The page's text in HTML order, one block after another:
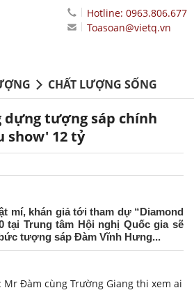
Hotline: 0963.806.677
Toasoan@vietq.vn
CHẤT LƯỢNG SỐNG
tượng sáp chính
show' 12 tỷ
mí, khán giả tới tham dự “Diamond
tại Trung tâm Hội nghị Quốc gia sẽ
tượng sáp Đàm Vĩnh Hưng...
Mr Đàm cùng Trường Giang thi xem ai